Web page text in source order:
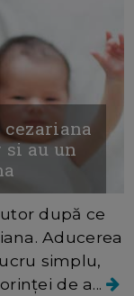
au un
după ce
Aducerea
simplu,
de a...